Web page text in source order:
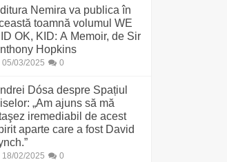
Nemira va publica în
toamnă volumul WE
OK, KID: A Memoir, de Sir
Hopkins
05/03/2025 0
Dósa despre Spațiul
„Am ajuns să mă
iremediabil de acest
aparte care a fost David
18/02/2025 0